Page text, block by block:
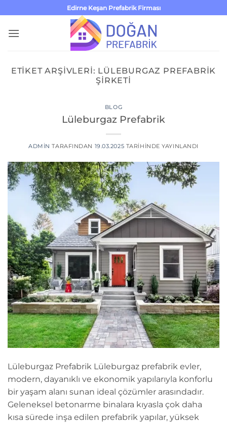
atla
Edirne Keşan Prefabrik Firması
ETIKET ARŞIVLERI: LÜLEBURGAZ PREFABRIK
ŞIRKETI
BLOG
Lüleburgaz Prefabrik
ADMIN TARAFINDAN 19.03.2025 TARIHINDE YAYINLANDI
Lüleburgaz Prefabrik Lüleburgaz prefabrik evler,
modern, dayanıklı ve ekonomik yapılarıyla konforlu
bir yaşam alanı sunan ideal çözümler arasındadır.
Geleneksel betonarme binalara kıyasla çok daha
kısa sürede inşa edilen prefabrik yapılar, yüksek